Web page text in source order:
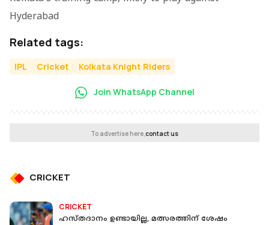
Hyderabad
Related tags:
IPL Cricket Kolkata Knight Riders
Join WhatsApp Channel
To advertise here,contact us
CRICKET
CRICKET
ഹസ്തദാനം ഉണ്ടായില്ല, മത്സരത്തിന് ശേഷം